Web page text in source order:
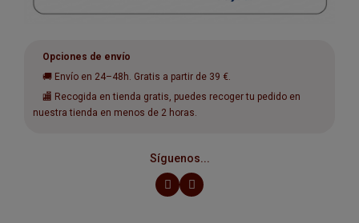
Opciones de envío
🚚 Envío en 24–48h. Gratis a partir de 39 €.
🏬 Recogida en tienda gratis, puedes recoger tu pedido en
nuestra tienda en menos de 2 horas.
Síguenos...